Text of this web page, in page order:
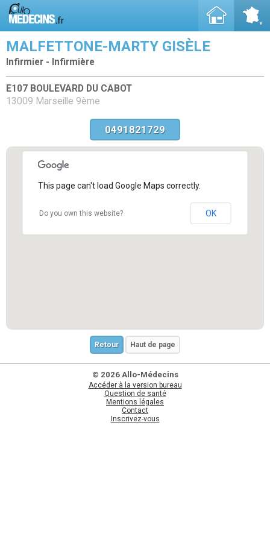
MALFETTONE-MARTY GISÈLE
Infirmier - Infirmière
E107 BOULEVARD DU CABOT
13009 Marseille 9ème
0491821729
This page can't load Google Maps correctly.
Do you own this website? OK
Retour Haut de page
© 2026 Allo-Médecins
Accéder à la version bureau
Question de santé
Mentions légales
Contact
Inscrivez-vous